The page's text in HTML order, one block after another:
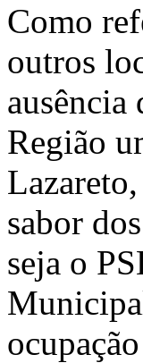
Como
outros
ausência
Região
sabor
seja o